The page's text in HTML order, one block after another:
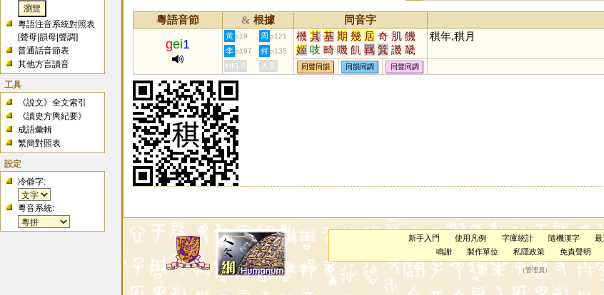
粵語注音系統對照表
[聲母 |韻母 |聲調]
普通話音節表
其他方言讀音
工具
《說文》全文索引
《讀史方輿紀要》
成語彙輯
繁簡對照表
設定
冷僻字:
粵音系統:
粵語音節 & 根據 同音字
gei1
黃 p19 周 p121 機 其 基 期 幾 居 奇 肌 饑
姬 吱 畸 嘰 飢 羈 箕 譏 畿
几 剞 禨 鞿 犄 碁 丌 磯 璣
乩 觭 錤 簊 鄿 諅 敧 踦 萁
稘年,稘月
李 p197 何 p135
HKLS 人文 同聲同韻 同韻同調 同聲同調
新手入門 使用凡例 字庫統計 隨機漢字
最
鳴謝
製作單位 私隱政策 免責聲明
（管理員 ）